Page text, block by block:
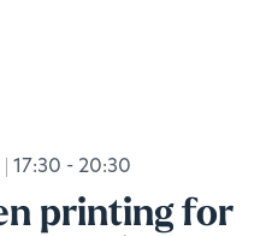
17:30 - 20:30
printing for